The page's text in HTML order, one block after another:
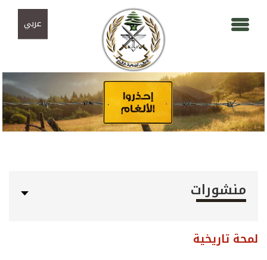
عربي
منشورات
لمحة تاريخية